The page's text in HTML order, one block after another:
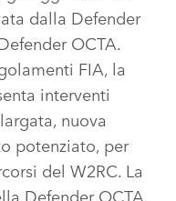
dalla Defender
OCTA.
FIA, la
interventi
nuova
potenziato, per
del W2RC. La
Defender OCTA